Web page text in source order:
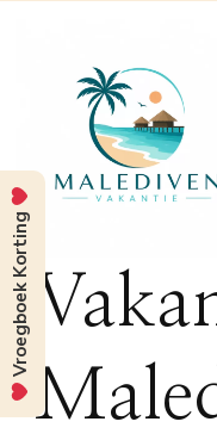
Vroegboek Korting